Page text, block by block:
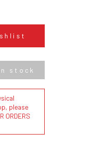
stock
please
ORDERS